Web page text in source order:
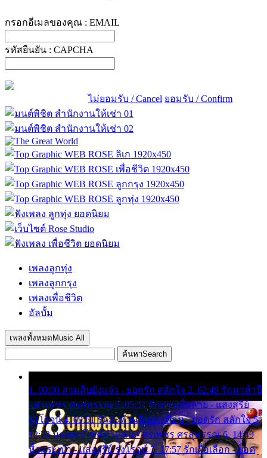
กรอกอีเมลของคุณ : EMAIL
รหัสยืนยัน : CAPCHA
ไม่ยอมรับ / Cancel ยอมรับ / Confirm
เพลงลูกทุ่ง
เพลงลูกกรุง
เพลงเพื่อชีวิต
อัลบั้ม
เพลงทั้งหมด Music All
ค้นหาSearch
1. 00:00 สามสิบยังแจ๋ว - ยอดรัก สลักใจ 2. 02:49 รักมาห้าปี
- ศรเพชร ศรสุพรรณ 3. 05:57 รักสาวเสื้อลาย - แสงสุรีย์
รุ่งโรจน์ 4. 09:51 รักสะท้านดินสะเทือน - ยอดรัก สลักใจ 5.
12:23 มอเตอร์ไซค์ทำหล่น - ศรเพชร ศรสุพรรณ 6. 14:49
หิ้วกระเป๋า - แสงสุรีย์ รุ่งโรจน์ 7. 17:57 รักเผื่อเลือก - ยอด